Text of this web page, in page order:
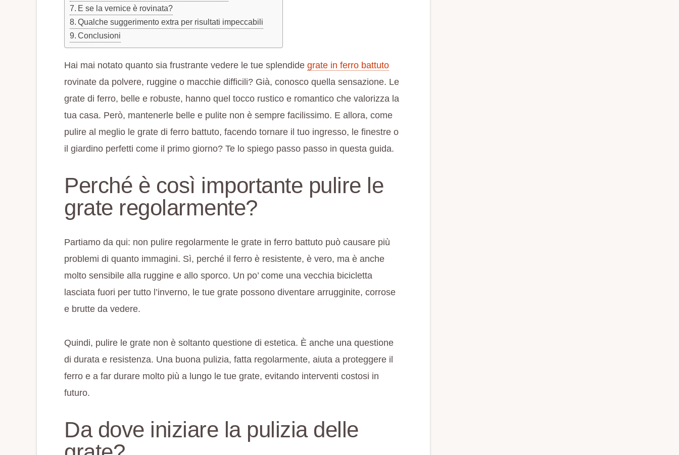
E se la vernice è rovinata?
Qualche suggerimento extra per risultati impeccabili
Conclusioni
Hai mai notato quanto sia frustrante vedere le tue splendide grate in ferro battuto
rovinate da polvere, ruggine o macchie difficili? Già, conosco quella sensazione. Le
grate di ferro, belle e robuste, hanno quel tocco rustico e romantico che valorizza la
tua casa. Però, mantenerle belle e pulite non è sempre facilissimo. E allora, come
pulire al meglio le grate di ferro battuto, facendo tornare il tuo ingresso, le finestre o
il giardino perfetti come il primo giorno? Te lo spiego passo passo in questa guida.
Perché è così importante pulire le
grate regolarmente?
Partiamo da qui: non pulire regolarmente le grate in ferro battuto può causare più
problemi di quanto immagini. Sì, perché il ferro è resistente, è vero, ma è anche
molto sensibile alla ruggine e allo sporco. Un po’ come una vecchia bicicletta
lasciata fuori per tutto l’inverno, le tue grate possono diventare arrugginite, corrose
e brutte da vedere.
Quindi, pulire le grate non è soltanto questione di estetica. È anche una questione
di durata e resistenza. Una buona pulizia, fatta regolarmente, aiuta a proteggere il
ferro e a far durare molto più a lungo le tue grate, evitando interventi costosi in
futuro.
Da dove iniziare la pulizia delle